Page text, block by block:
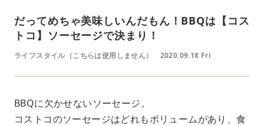
だってめちゃ美味しいんだもん！BBQは【コス
トコ】ソーセージで決まり！
ライフスタイル（こちらは使用しません） 2020.09.18 Fri
BBQに欠かせないソーセージ。
コストコのソーセージはどれもボリュームがあり、食